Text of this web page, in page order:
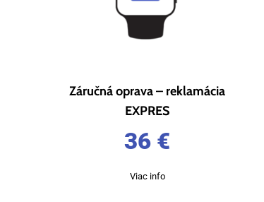
Záručná oprava – reklamácia
EXPRES
36 €
Viac info